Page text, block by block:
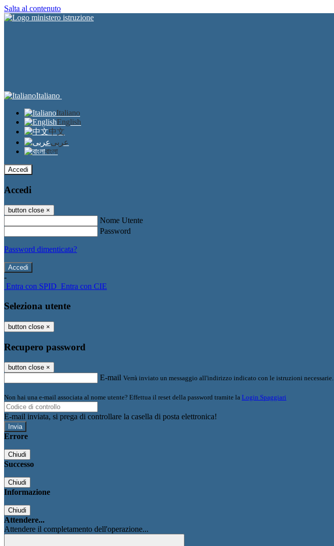
Salta al contenuto
Italiano
Italiano
English
中文
عربى
বাংলা
Accedi
Accedi
button close ×
Nome Utente
Password
Password dimenticata?
-
Entra con SPID Entra con CIE
Seleziona utente
button close ×
Recupero password
button close ×
E-mail Verrà inviato un messaggio all'indirizzo indicato con le istruzioni necessarie.
Non hai una e-mail associata al nome utente? Effettua il reset della password tramite la Login Spaggiari
E-mail inviata, si prega di controllare la casella di posta elettronica!
Errore
Chiudi
Successo
Chiudi
Informazione
Chiudi
Attendere...
Attendere il completamento dell'operazione...